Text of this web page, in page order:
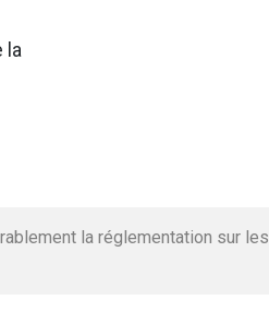
la
la réglementation sur les